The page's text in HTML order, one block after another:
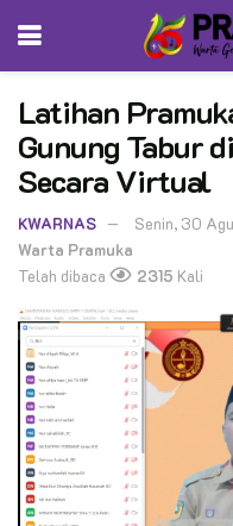
Latihan
Gunung Tabur
Secara Virtual
KWARNAS Senin, 30
Warta Pramuka
Telah dibaca
2315 Kali